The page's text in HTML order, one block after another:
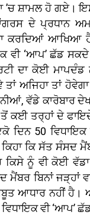
’ਚ ਸ਼ਾਮਲ ਹੋ ਗਏ।
ਦੇ ਪ੍ਰਧਾਨ
ਕਰਦਿਆਂ ਆਖਿਆ
ਵੀ ‘ਆਪ’ ਛੱਡ
ਦਾ ਕੋਈ
ਤਾਂ ਅਜਿਹਾ ਤਾਂ
ਵੱਡੇ ਕਾਰੋਬਾਰ
ਤੋਂ ਕਈ ਤਰ੍ਹਾਂ ਦੇ
ਦਿਨ 50 ਵਿਧਾਇਕ
ਕਿ ਸੱਤ ਸੰਸਦ
ਕਿਸੇ ਨੂੰ ਵੀ ਕੋਈ
ਮੈਂਬਰ ਬਿਨਾਂ ਜੜ੍ਹਾਂ
ਆਧਾਰ ਨਹੀਂ ਹੈ।
ਵੀ ‘ਆਪ’